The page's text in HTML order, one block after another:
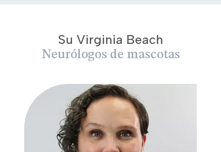
Su Virginia Beach
Neurólogos de mascotas